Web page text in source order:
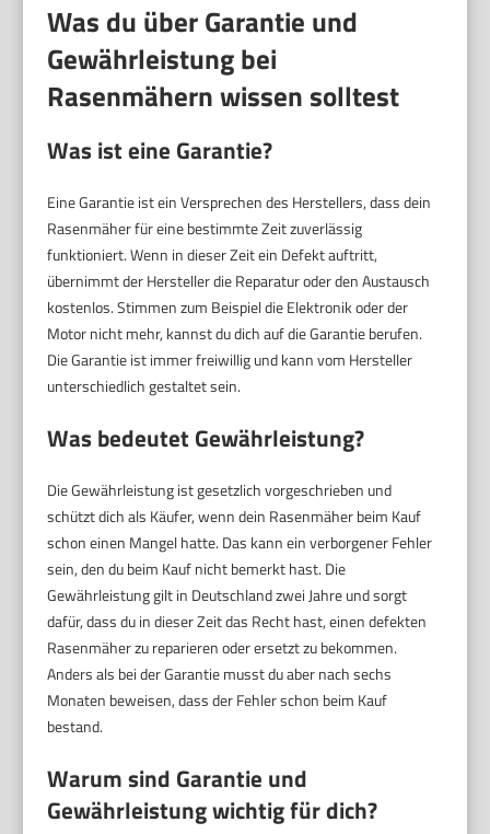
Was du über Garantie und
Gewährleistung bei
Rasenmähern wissen solltest
Was ist eine Garantie?
Eine Garantie ist ein Versprechen des Herstellers, dass dein
Rasenmäher für eine bestimmte Zeit zuverlässig
funktioniert. Wenn in dieser Zeit ein Defekt auftritt,
übernimmt der Hersteller die Reparatur oder den Austausch
kostenlos. Stimmen zum Beispiel die Elektronik oder der
Motor nicht mehr, kannst du dich auf die Garantie berufen.
Die Garantie ist immer freiwillig und kann vom Hersteller
unterschiedlich gestaltet sein.
Was bedeutet Gewährleistung?
Die Gewährleistung ist gesetzlich vorgeschrieben und
schützt dich als Käufer, wenn dein Rasenmäher beim Kauf
schon einen Mangel hatte. Das kann ein verborgener Fehler
sein, den du beim Kauf nicht bemerkt hast. Die
Gewährleistung gilt in Deutschland zwei Jahre und sorgt
dafür, dass du in dieser Zeit das Recht hast, einen defekten
Rasenmäher zu reparieren oder ersetzt zu bekommen.
Anders als bei der Garantie musst du aber nach sechs
Monaten beweisen, dass der Fehler schon beim Kauf
bestand.
Warum sind Garantie und
Gewährleistung wichtig für dich?